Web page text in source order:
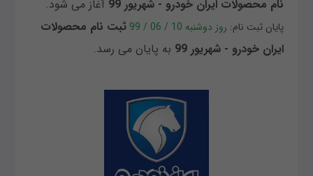
نام محصولات ایران خودرو - شهریور 99
آغاز می شود.
پایان ثبت نام: روز دوشنبه 10 / 06 / 99
ثبت نام محصولات
ایران خودرو - شهریور 99
به پایان می رسد.